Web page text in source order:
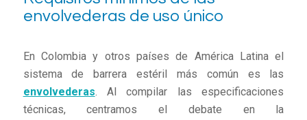
envolvederas de uso único
En Colombia y otros países de América Latina el
sistema de barrera estéril más común es las
envolvederas. Al compilar las especificaciones
técnicas, centramos el debate en la